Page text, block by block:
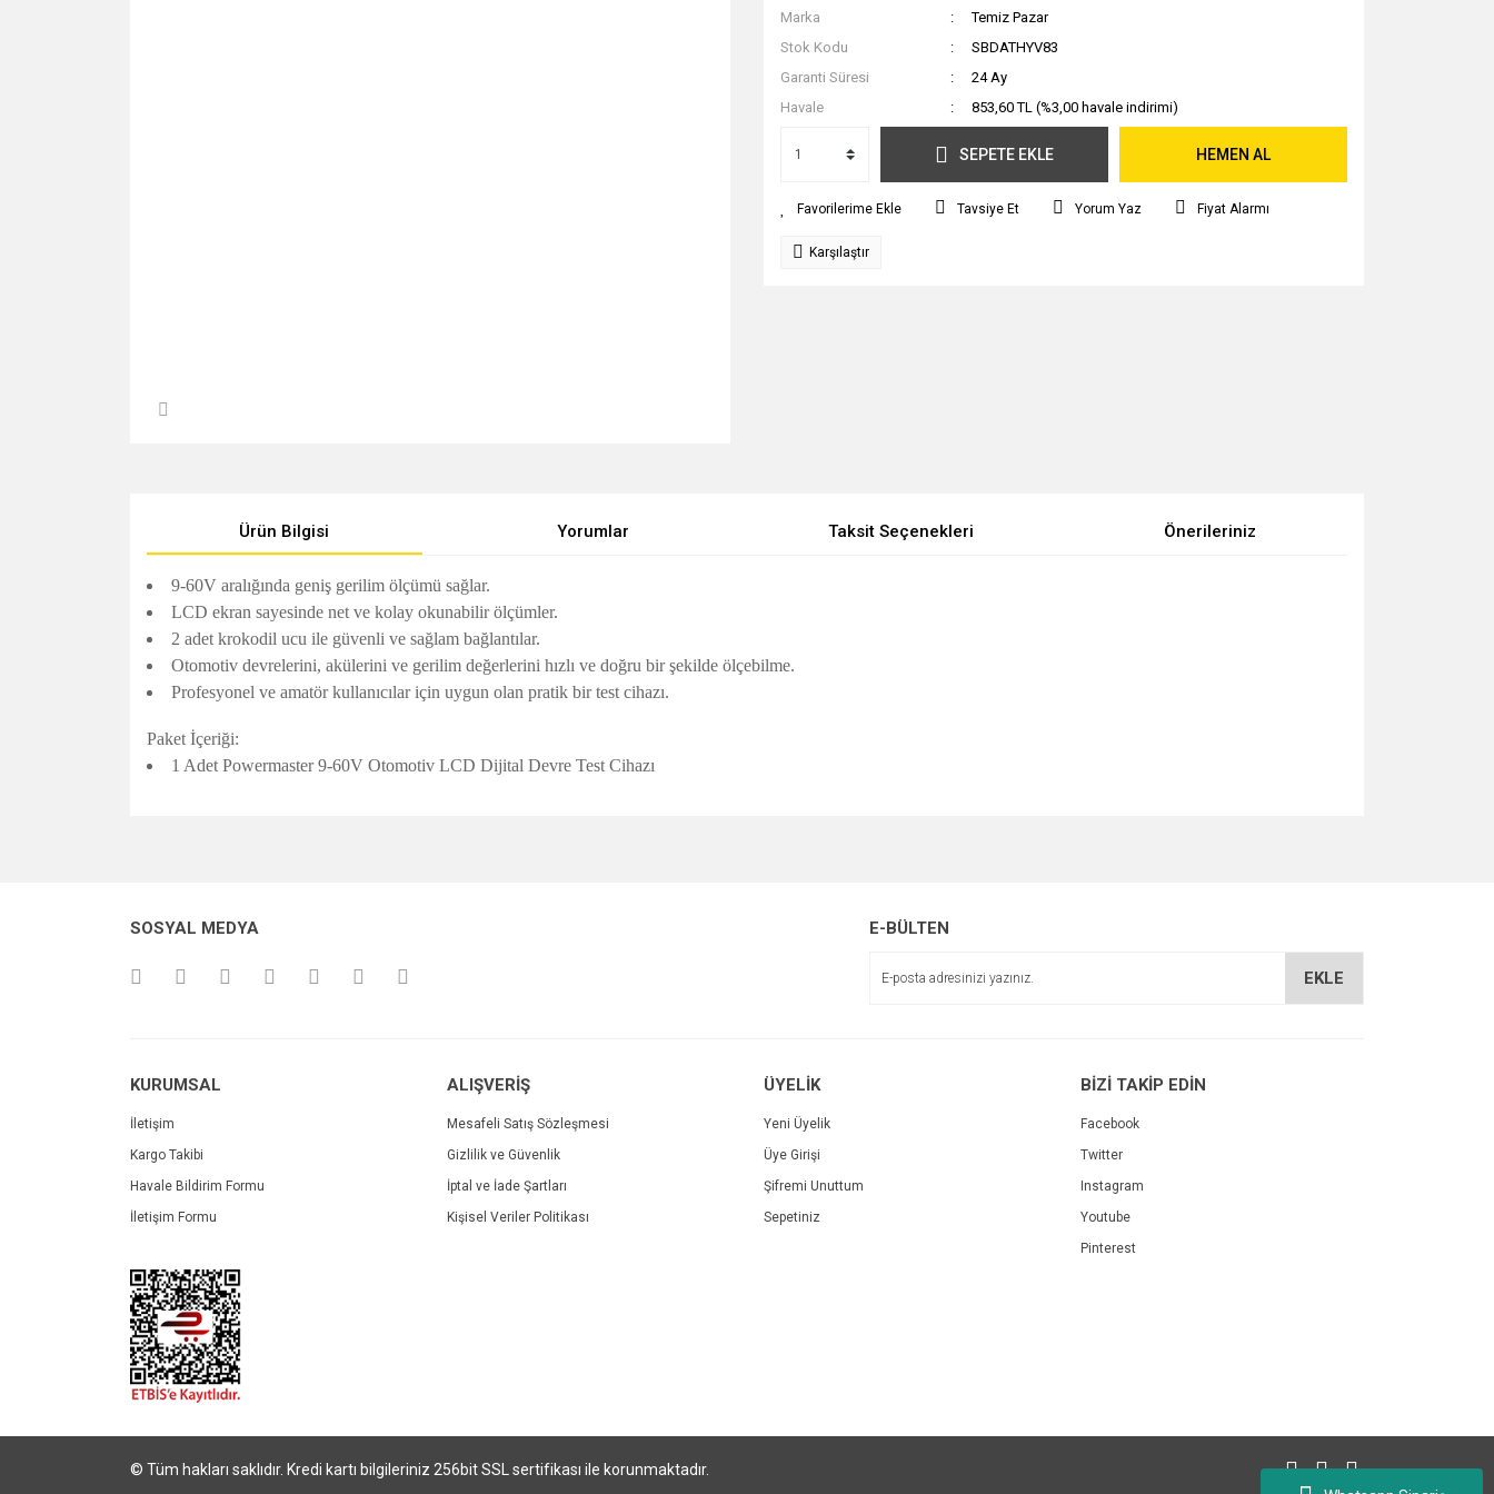
Marka
Temiz Pazar
Stok Kodu
SBDATHYV83
Garanti Süresi
24 Ay
Havale
853,60 TL (%3,00 havale indirimi)
SEPETE EKLE HEMEN AL
Tavsiye Et Yorum Yaz Fiyat Alarmı
Karşılaştır
Ürün Bilgisi Yorumlar Taksit Seçenekleri Önerileriniz
9-60V aralığında geniş gerilim ölçümü sağlar.
LCD ekran sayesinde net ve kolay okunabilir ölçümler.
2 adet krokodil ucu ile güvenli ve sağlam bağlantılar.
Otomotiv devrelerini, akülerini ve gerilim değerlerini hızlı ve doğru bir şekilde ölçebilme.
Profesyonel ve amatör kullanıcılar için uygun olan pratik bir test cihazı.
Paket İçeriği:
1 Adet Powermaster 9-60V Otomotiv LCD Dijital Devre Test Cihazı
Ürün açıklamasında eksik bilgiler bulunuyor.
SOSYAL MEDYA E-BÜLTEN
EKLE
KURUMSAL
İletişim
Kargo Takibi
Havale Bildirim Formu
İletişim Formu
ALIŞVERİŞ
Mesafeli Satış Sözleşmesi
Gizlilik ve Güvenlik
İptal ve İade Şartları
Kişisel Veriler Politikası
ÜYELİK
Yeni Üyelik
Üye Girişi
Şifremi Unuttum
Sepetiniz
BİZİ TAKİP EDİN
Facebook
Twitter
Instagram
Youtube
Pinterest
© Tüm hakları saklıdır. Kredi kartı bilgileriniz 256bit SSL sertifikası ile korunmaktadır.